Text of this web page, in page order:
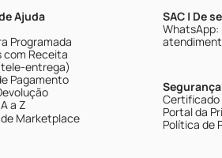
Ajuda
Programada
com Receita
entrega)
Pagamento
a Z
Marketplace
SAC | De
WhatsApp:
Segurança
Certificado
Portal da
Política de